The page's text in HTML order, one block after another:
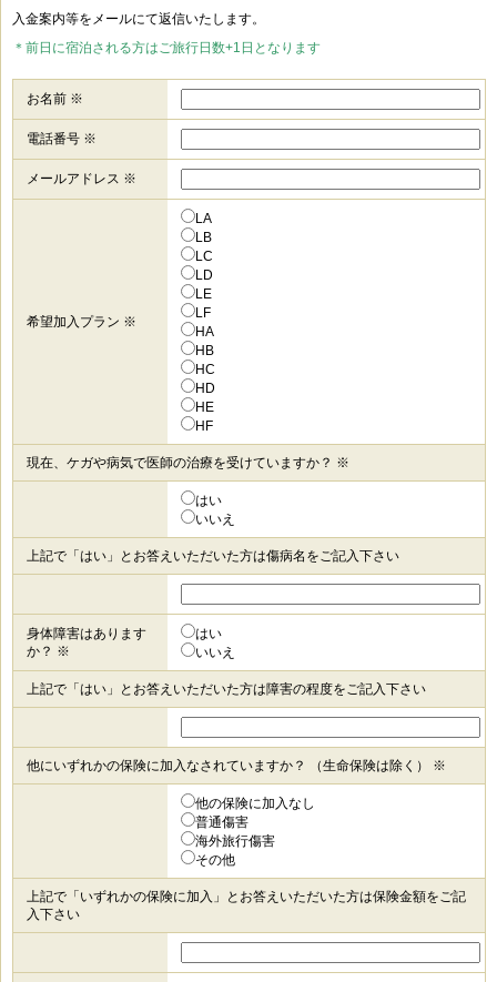
入金案内等をメールにて返信いたします。
＊前日に宿泊される方はご旅行日数+1日となります
お名前 ※
電話番号 ※
メールアドレス ※
希望加入プラン ※
LA
LB
LC
LD
LE
LF
HA
HB
HC
HD
HE
HF
現在、ケガや病気で医師の治療を受けていますか？ ※
はい
いいえ
上記で「はい」とお答えいただいた方は傷病名をご記入下さい
身体障害はあります
か？ ※
はい
いいえ
上記で「はい」とお答えいただいた方は障害の程度をご記入下さい
他にいずれかの保険に加入なされていますか？ （生命保険は除く） ※
他の保険に加入なし
普通傷害
海外旅行傷害
その他
上記で「いずれかの保険に加入」とお答えいただいた方は保険金額をご記
入下さい